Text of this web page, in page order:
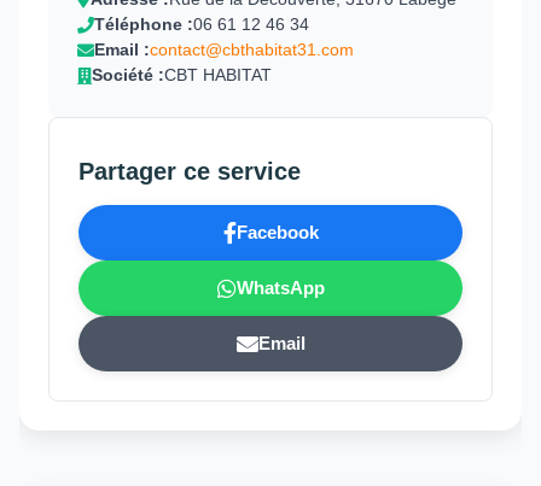
Téléphone :06 61 12 46 34
Email :contact@cbthabitat31.com
Société :CBT HABITAT
Partager ce service
Facebook
WhatsApp
Email